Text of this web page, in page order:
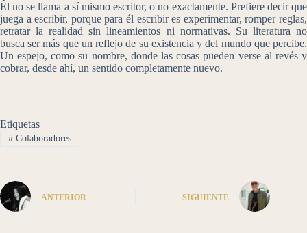
Él no se llama a sí mismo escritor, o no exactamente. Prefiere decir que
juega a escribir, porque para él escribir es experimentar, romper reglas,
retratar la realidad sin lineamientos ni normativas. Su literatura no
busca ser más que un reflejo de su existencia y del mundo que percibe.
Un espejo, como su nombre, donde las cosas pueden verse al revés y
cobrar, desde ahí, un sentido completamente nuevo.
Etiquetas
#Colaboradores
ANTERIOR SIGUIENTE